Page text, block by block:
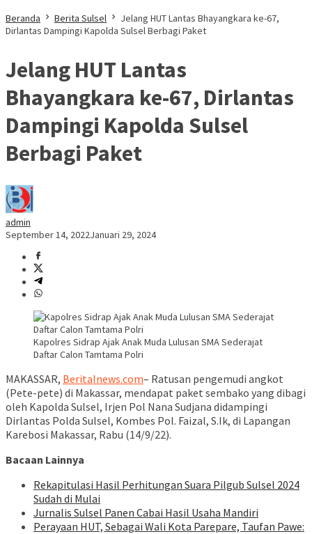
Beranda
Berita Sulsel
Jelang HUT Lantas Bhayangkara ke-67,
Dirlantas Dampingi Kapolda Sulsel Berbagi Paket
Jelang HUT Lantas
Bhayangkara ke-67, Dirlantas
Dampingi Kapolda Sulsel
Berbagi Paket
admin
September 14, 2022Januari 29, 2024
Kapolres Sidrap Ajak Anak Muda Lulusan SMA Sederajat
Daftar Calon Tamtama Polri
MAKASSAR, BeritaInews.com– Ratusan pengemudi angkot
(Pete-pete) di Makassar, mendapat paket sembako yang dibagi
oleh Kapolda Sulsel, Irjen Pol Nana Sudjana didampingi
Dirlantas Polda Sulsel, Kombes Pol. Faizal, S.Ik, di Lapangan
Karebosi Makassar, Rabu (14/9/22).
Bacaan Lainnya
Rekapitulasi Hasil Perhitungan Suara Pilgub Sulsel 2024
Sudah di Mulai
Jurnalis Sulsel Panen Cabai Hasil Usaha Mandiri
Perayaan HUT, Sebagai Wali Kota Parepare, Taufan Pawe: